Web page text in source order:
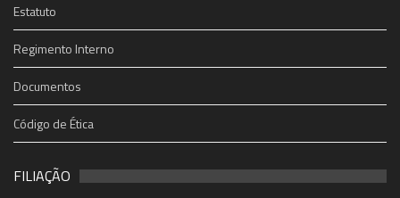
Estatuto
Regimento Interno
Documentos
Código de Ética
FILIAÇÃO